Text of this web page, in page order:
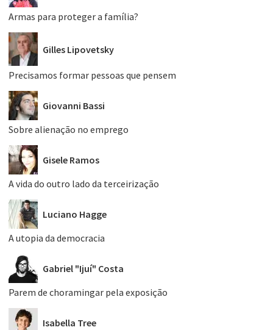
Armas para proteger a família?
Gilles Lipovetsky
Precisamos formar pessoas que pensem
Giovanni Bassi
Sobre alienação no emprego
Gisele Ramos
A vida do outro lado da terceirização
Luciano Hagge
A utopia da democracia
Gabriel "Ijuí" Costa
Parem de choramingar pela exposição
Isabella Tree